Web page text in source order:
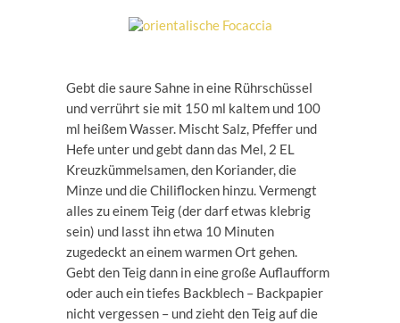
Gebt die saure Sahne in eine Rührschüssel
und verrührt sie mit 150 ml kaltem und 100
ml heißem Wasser. Mischt Salz, Pfeffer und
Hefe unter und gebt dann das Mel, 2 EL
Kreuzkümmelsamen, den Koriander, die
Minze und die Chiliflocken hinzu. Vermengt
alles zu einem Teig (der darf etwas klebrig
sein) und lasst ihn etwa 10 Minuten
zugedeckt an einem warmen Ort gehen.
Gebt den Teig dann in eine große Auflaufform
oder auch ein tiefes Backblech – Backpapier
nicht vergessen – und zieht den Teig auf die